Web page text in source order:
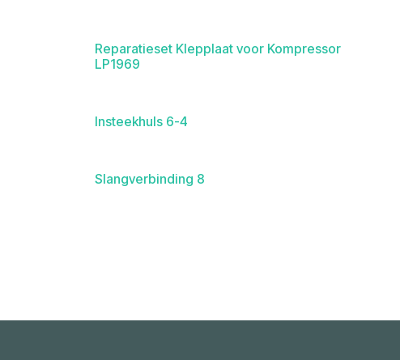
Reparatieset Klepplaat voor Kompressor
LP1969
Insteekhuls 6-4
Slangverbinding 8